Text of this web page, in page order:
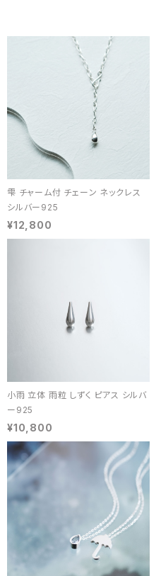
雫 チャーム付 チェーン ネックレス
シルバー925
¥12,800
小雨 立体 雨粒 しずく ピアス シルバ
ー925
¥10,800